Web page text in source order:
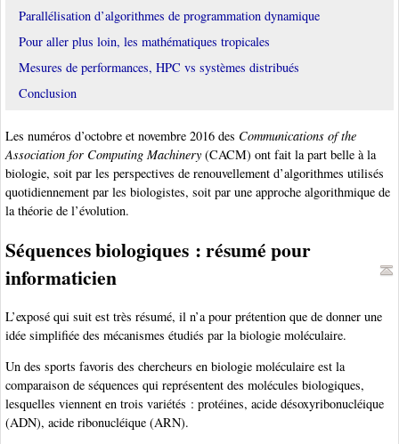
Parallélisation d’algorithmes de programmation dynamique
Pour aller plus loin, les mathématiques tropicales
Mesures de performances, HPC vs systèmes distribués
Conclusion
Les numéros d’octobre et novembre 2016 des Communications of the
Association for Computing Machinery (CACM) ont fait la part belle à la
biologie, soit par les perspectives de renouvellement d’algorithmes utilisés
quotidiennement par les biologistes, soit par une approche algorithmique de
la théorie de l’évolution.
Séquences biologiques : résumé pour
informaticien
L’exposé qui suit est très résumé, il n’a pour prétention que de donner une
idée simplifiée des mécanismes étudiés par la biologie moléculaire.
Un des sports favoris des chercheurs en biologie moléculaire est la
comparaison de séquences qui représentent des molécules biologiques,
lesquelles viennent en trois variétés : protéines, acide désoxyribonucléique
(ADN), acide ribonucléique (ARN).